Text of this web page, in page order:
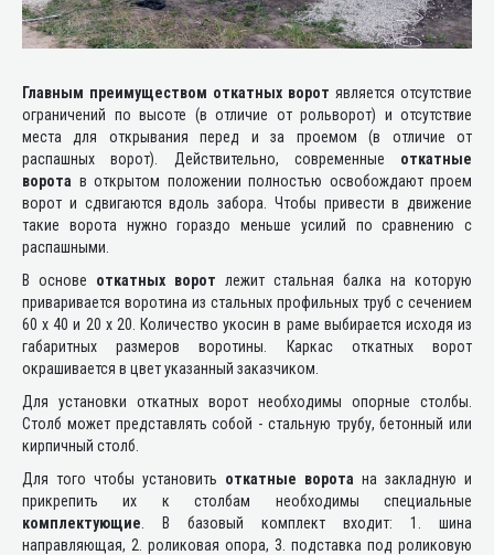
Главным преимуществом откатных ворот является отсутствие
ограничений по высоте (в отличие от рольворот) и отсутствие
места для открывания перед и за проемом (в отличие от
распашных ворот). Действительно, современные откатные
ворота в открытом положении полностью освобождают проем
ворот и сдвигаются вдоль забора. Чтобы привести в движение
такие ворота нужно гораздо меньше усилий по сравнению с
распашными.
В основе откатных ворот лежит стальная балка на которую
приваривается воротина из стальных профильных труб с сечением
60 х 40 и 20 х 20. Количество укосин в раме выбирается исходя из
габаритных размеров воротины. Каркас откатных ворот
окрашивается в цвет указанный заказчиком.
Для установки откатных ворот необходимы опорные столбы.
Столб может представлять собой - стальную трубу, бетонный или
кирпичный столб.
Для того чтобы установить откатные ворота на закладную и
прикрепить их к столбам необходимы специальные
комплектующие . В базовый комплект входит: 1. шина
направляющая, 2. роликовая опора, 3. подставка под роликовую